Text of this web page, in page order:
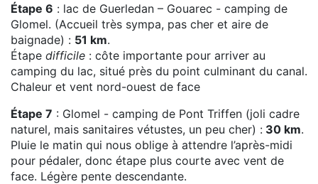
Étape 6 : lac de Guerledan – Gouarec - camping de
Glomel. (Accueil très sympa, pas cher et aire de
baignade) : 51 km.
Étape difficile : côte importante pour arriver au
camping du lac, situé près du point culminant du canal.
Chaleur et vent nord-ouest de face
Étape 7 : Glomel - camping de Pont Triffen (joli cadre
naturel, mais sanitaires vétustes, un peu cher) : 30 km.
Pluie le matin qui nous oblige à attendre l’après-midi
pour pédaler, donc étape plus courte avec vent de
face. Légère pente descendante.